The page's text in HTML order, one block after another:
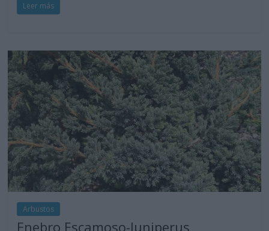
Leer más
Arbustos
Enebro Escamoso-Juniperus